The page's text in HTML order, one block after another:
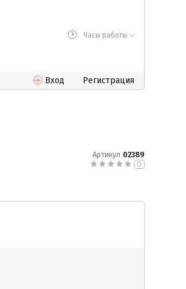
Часы работы
Вход Регистрация
Артикул 02389
0